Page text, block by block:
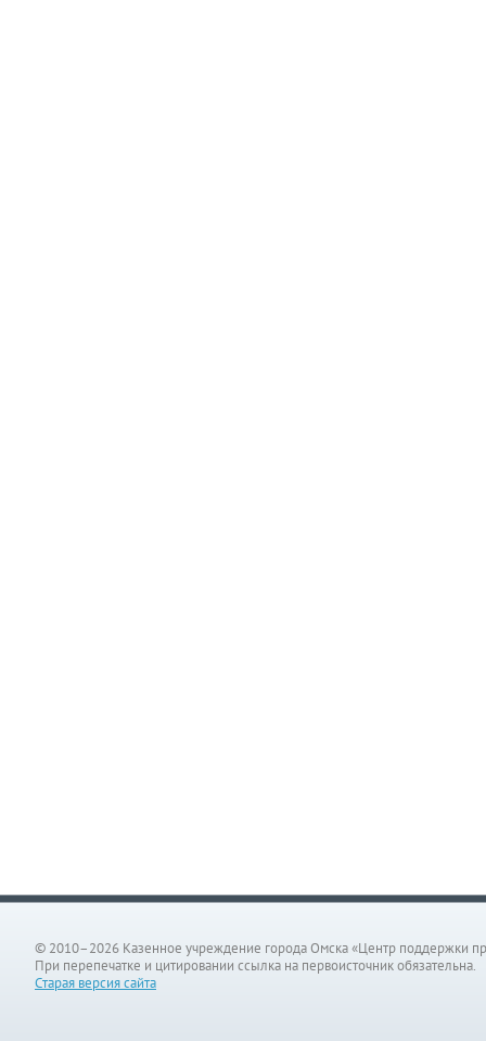
© 2010–2026 Казенное учреждение города Омска «Центр поддержки
При перепечатке и цитировании ссылка на первоисточник обязательна.
Старая версия сайта